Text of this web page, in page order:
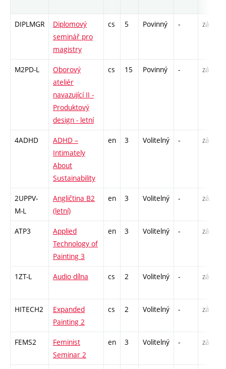
DIPLMGR
Diplomový
seminář pro
magistry
cs 5 Povinný - zá
M2PD-L
Oborový
ateliér
navazující II -
Produktový
design - letní
cs 15 Povinný - zá
4ADHD
ADHD –
Intimately
About
Sustainability
en 3 Volitelný - zá
2UPPV-
M-L
Angličtina B2
(letní)
en 3 Volitelný - zá,zk
ATP3
Applied
Technology of
Painting 3
en 3 Volitelný - zá
1ZT-L Audio dílna cs 2 Volitelný - zá
HITECH2
Expanded
Painting 2
cs 2 Volitelný - zá
FEMS2
Feminist
Seminar 2
en 3 Volitelný - zá